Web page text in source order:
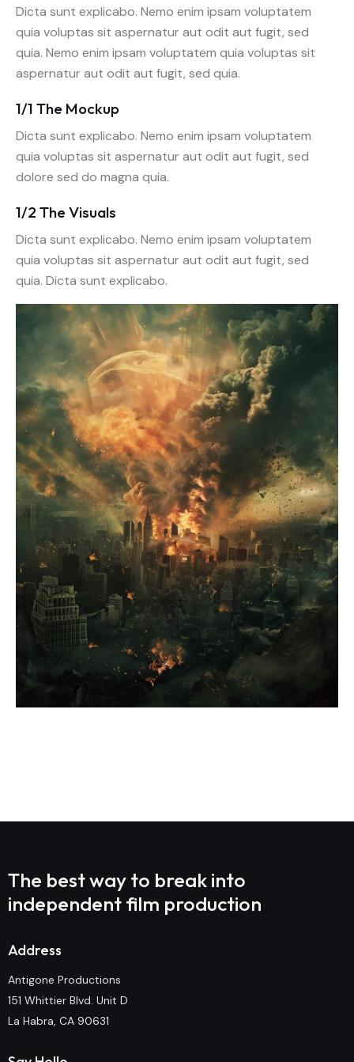
Dicta sunt explicabo. Nemo enim ipsam voluptatem
quia voluptas sit aspernatur aut odit aut fugit, sed
quia. Nemo enim ipsam voluptatem quia voluptas sit
aspernatur aut odit aut fugit, sed quia.
1/1 The Mockup
Dicta sunt explicabo. Nemo enim ipsam voluptatem
quia voluptas sit aspernatur aut odit aut fugit, sed
dolore sed do magna quia.
1/2 The Visuals
Dicta sunt explicabo. Nemo enim ipsam voluptatem
quia voluptas sit aspernatur aut odit aut fugit, sed
quia. Dicta sunt explicabo.
The best way to break into
independent film production
Address
Antigone Productions
151 Whittier Blvd. Unit D
La Habra, CA 90631